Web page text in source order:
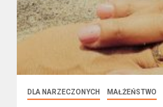
DLA NARZECZONYCH MAŁŻEŃSTWO